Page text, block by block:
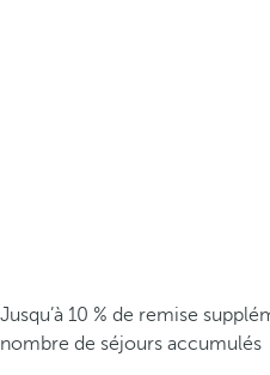
Jusqu’à 10 % de remise
nombre de séjours accumulés